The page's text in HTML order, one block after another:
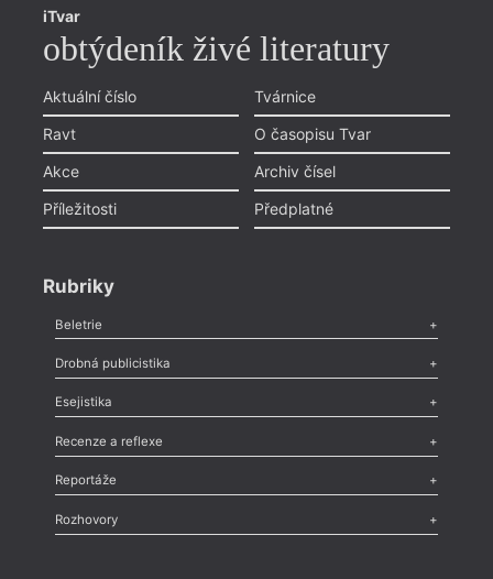
iTvar
obtýdeník živé literatury
Aktuální číslo
Ravt
Akce
Příležitosti
Tvárnice
O časopisu Tvar
Archiv čísel
Předplatné
Rubriky
Beletrie
Poezie,Próza,Dokumenty
Drobná publicistika
Odlesk
Nekrolog,Glosa,Sloupek,Pozvánka,Literární soutěž,
Esejistika
Esej , Pádlo,Úvaha
Recenze a reflexe
Recenze
Méně slov o próze,Celá rubrika
Reportáže
Literární zítřky
Celá rubrika
Rozhovory